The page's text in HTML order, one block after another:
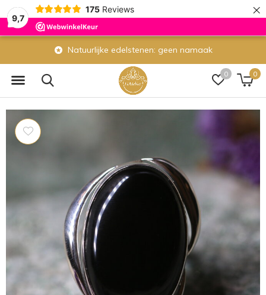
9,7
175 Reviews ×
0 0
Natuurlijke edelstenen: geen namaak